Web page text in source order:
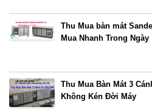
Thu Mua bàn mát
Mua Nhanh Trong Ngày
Thu Mua Bàn Mát 3
Không Kén Đời Máy